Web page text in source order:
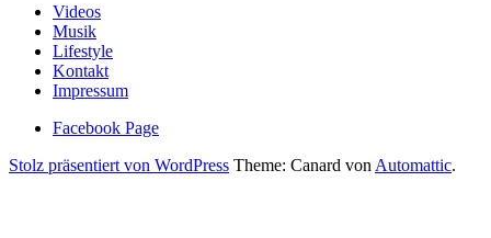
Videos
Musik
Lifestyle
Kontakt
Impressum
Facebook Page
Stolz präsentiert von WordPress Theme: Canard von Automattic.